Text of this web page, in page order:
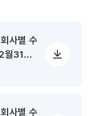
사별 수
월31일
사별 수